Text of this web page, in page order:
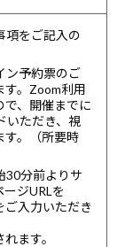
項をご記入の
ン予約票のご
す。Zoom利用
で、開催までに
いただき、視
す。（所要時
30分前よりサ
ジURLを
ご入力いただき
ます。